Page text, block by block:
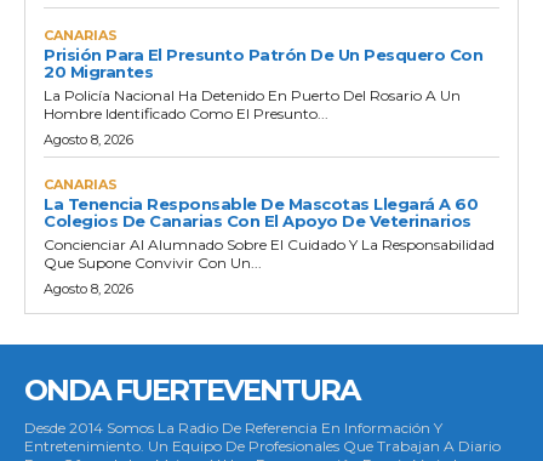
CANARIAS
Prisión Para El Presunto Patrón De Un Pesquero Con
20 Migrantes
La Policía Nacional Ha Detenido En Puerto Del Rosario A Un
Hombre Identificado Como El Presunto...
Agosto 8, 2026
CANARIAS
La Tenencia Responsable De Mascotas Llegará A 60
Colegios De Canarias Con El Apoyo De Veterinarios
Concienciar Al Alumnado Sobre El Cuidado Y La Responsabilidad
Que Supone Convivir Con Un...
Agosto 8, 2026
ONDA FUERTEVENTURA
Desde 2014 Somos La Radio De Referencia En Información Y
Entretenimiento. Un Equipo De Profesionales Que Trabajan A Diario